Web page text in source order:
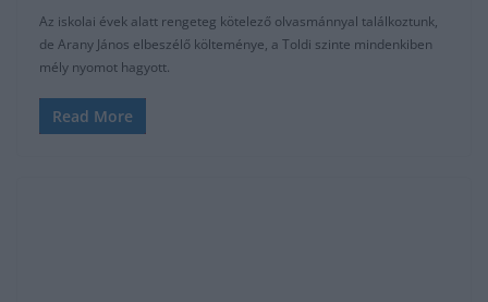
Az iskolai évek alatt rengeteg kötelező olvasmánnyal találkoztunk,
de Arany János elbeszélő költeménye, a Toldi szinte mindenkiben
mély nyomot hagyott.
Read More